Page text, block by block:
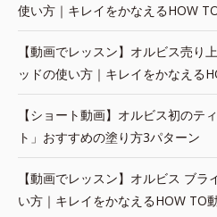
使い方｜キレイをかなえるHOW
【動画でレッスン】オルビス売り
ッドの使い方｜キレイをかなえる
【ショート動画】オルビス初のテ
ト」おすすめの塗り方3パターン
【動画でレッスン】オルビス ブ
い方｜キレイをかなえるHOW TO